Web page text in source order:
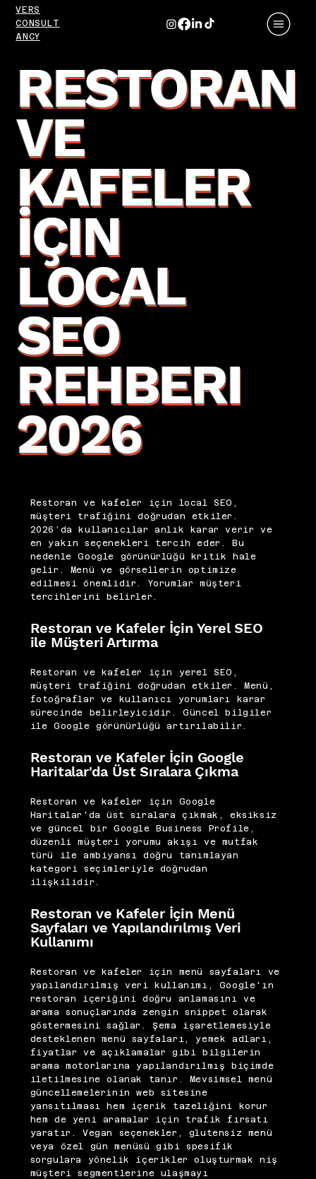
VERS
CONSULT
ANCY
RESTORAN
VE
KAFELER
İÇIN
LOCAL
SEO
REHBERI
2026
Restoran ve kafeler için local SEO,
müşteri trafiğini doğrudan etkiler.
2026’da kullanıcılar anlık karar verir ve
en yakın seçenekleri tercih eder. Bu
nedenle Google görünürlüğü kritik hale
gelir. Menü ve görsellerin optimize
edilmesi önemlidir. Yorumlar müşteri
tercihlerini belirler.
Restoran ve Kafeler İçin Yerel SEO
ile Müşteri Artırma
Restoran ve kafeler için yerel SEO,
müşteri trafiğini doğrudan etkiler. Menü,
fotoğraflar ve kullanıcı yorumları karar
sürecinde belirleyicidir. Güncel bilgiler
ile Google görünürlüğü artırılabilir.
Restoran ve Kafeler İçin Google
Haritalar'da Üst Sıralara Çıkma
Restoran ve kafeler için Google
Haritalar'da üst sıralara çıkmak, eksiksiz
ve güncel bir Google Business Profile,
düzenli müşteri yorumu akışı ve mutfak
türü ile ambiyansı doğru tanımlayan
kategori seçimleriyle doğrudan
ilişkilidir.
Restoran ve Kafeler İçin Menü
Sayfaları ve Yapılandırılmış Veri
Kullanımı
Restoran ve kafeler için menü sayfaları ve
yapılandırılmış veri kullanımı, Google'ın
restoran içeriğini doğru anlamasını ve
arama sonuçlarında zengin snippet olarak
göstermesini sağlar. Şema işaretlemesiyle
desteklenen menü sayfaları, yemek adları,
fiyatlar ve açıklamalar gibi bilgilerin
arama motorlarına yapılandırılmış biçimde
iletilmesine olanak tanır. Mevsimsel menü
güncellemelerinin web sitesine
yansıtılması hem içerik tazeliğini korur
hem de yeni aramalar için trafik fırsatı
yaratır. Vegan seçenekler, glutensiz menü
veya özel gün menüsü gibi spesifik
sorgulara yönelik içerikler oluşturmak niş
müşteri segmentlerine ulaşmayı